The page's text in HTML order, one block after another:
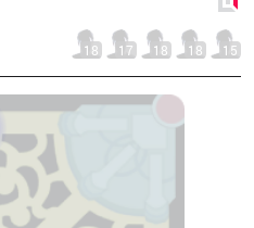
18 17 18 18 15